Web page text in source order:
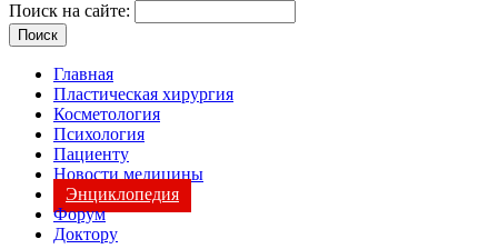
Поиск на сайте:
Главная
Пластическая хирургия
Косметология
Психология
Пациенту
Новости медицины
Энциклопедия
Форум
Доктору